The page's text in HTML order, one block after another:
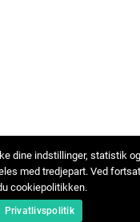
dine indstillinger, statistik
med tredjepart. Ved
cookiepolitikken.
Privatlivspolitik